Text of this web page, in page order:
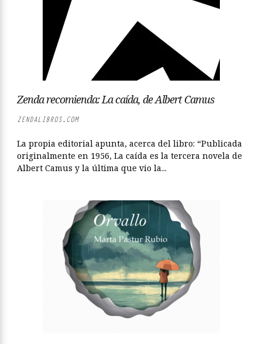
Zenda recomienda: La caída, de Albert Camus
ZENDALIBROS.COM
La propia editorial apunta, acerca del libro: “Publicada
originalmente en 1956, La caída es la tercera novela de
Albert Camus y la última que vio la...